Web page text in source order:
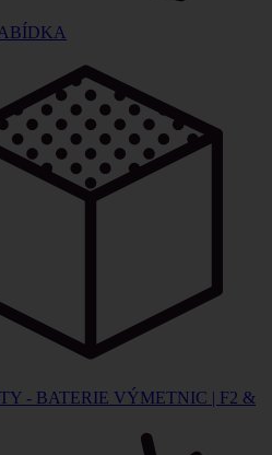
- BATERIE VÝMETNIC | F2 &